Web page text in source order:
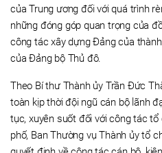
của Trung ương đối với quá trình
những đóng góp quan trọng của
công tác xây dựng Đảng của
của Đảng bộ Thủ đô.
Theo Bí thư Thành ủy Trần Đức
toàn kịp thời đội ngũ cán bộ lãnh
tục, xuyên suốt đối với công tác
phố, Ban Thường vụ Thành ủy tổ